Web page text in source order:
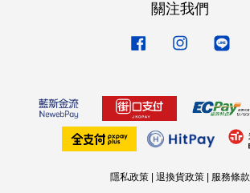
關注我們
Facebook Instagram
隱私政策 | 退換貨政策 | 服務條款